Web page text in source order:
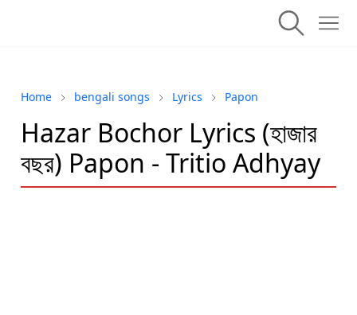
Home bengali songs Lyrics Papon
Hazar Bochor Lyrics (হাজার
বছর) Papon - Tritio Adhyay